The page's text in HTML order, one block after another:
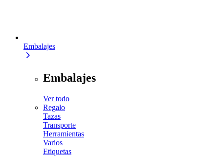
Embalajes
Embalajes
Ver todo
Regalo
Tazas
Transporte
Herramientas
Varios
Etiquetas